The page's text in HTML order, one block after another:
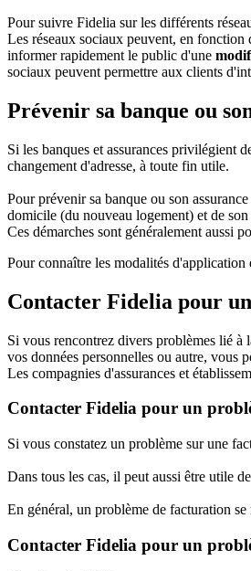
Pour suivre Fidelia sur les différents
Les réseaux sociaux peuvent, en fonction
informer rapidement le public d'une
sociaux peuvent permettre aux clients
Prévenir sa banque ou
Si les banques et assurances privilégient
changement d'adresse, à toute fin utile.
Pour prévenir sa banque ou son
domicile (du nouveau logement) et de
Ces démarches sont généralement aussi
Pour connaître les modalités
Contacter Fidelia pour
Si vous rencontrez divers problèmes lié à
vos données personnelles ou autre, vous
Les compagnies d'assurances et
Contacter Fidelia pour un
Si vous constatez un problème sur une
Dans tous les cas, il peut aussi être utile de
En général, un problème de facturation
Contacter Fidelia pour un